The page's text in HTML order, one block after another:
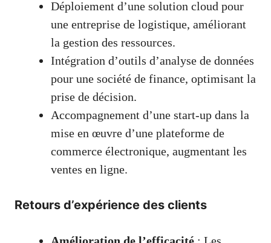
Déploiement d’une solution cloud pour
une entreprise de logistique, améliorant
la gestion des ressources.
Intégration d’outils d’analyse de données
pour une société de finance, optimisant la
prise de décision.
Accompagnement d’une start-up dans la
mise en œuvre d’une plateforme de
commerce électronique, augmentant les
ventes en ligne.
Retours d’expérience des clients